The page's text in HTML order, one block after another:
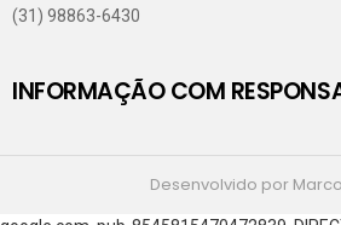
(31) 98863-6430
INFORMAÇÃO COM
Desenvolvido por